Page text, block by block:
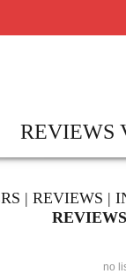
REVIEWS
| REVIEWS |
no